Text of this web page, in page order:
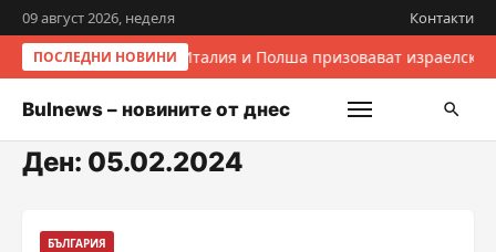
09 август 2026, неделя Контакти
ПОСЛЕДНИ НОВИНИ Италия и Полша призовават
Bulnews – новините от днес
Ден: 05.02.2024
БЪЛГАРИЯ